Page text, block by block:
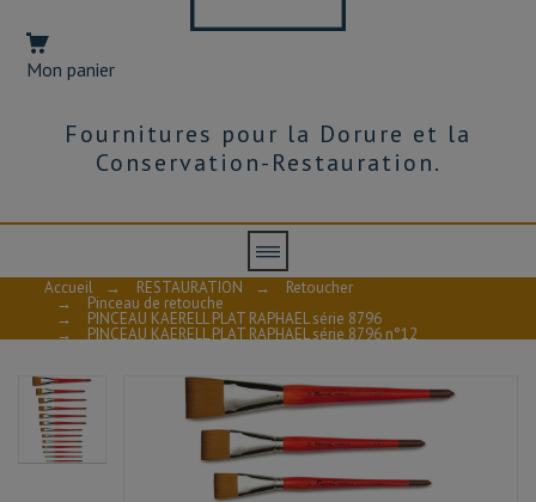
Mon panier
Fournitures pour la Dorure et la
Conservation-Restauration.
Accueil → RESTAURATION → Retoucher
→ Pinceau de retouche
→ PINCEAU KAERELL PLAT RAPHAEL série 8796
→ PINCEAU KAERELL PLAT RAPHAEL série 8796 n°12